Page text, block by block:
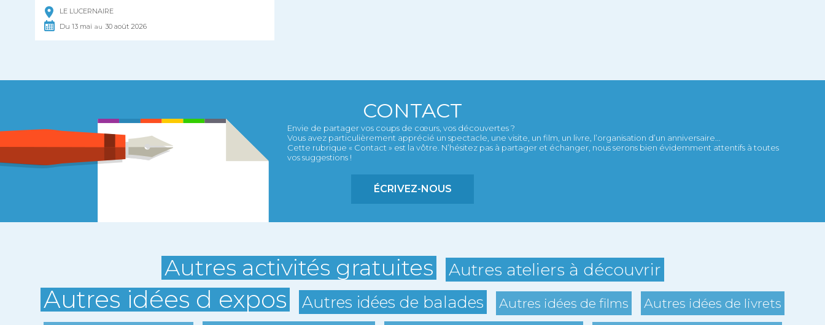
LE LUCERNAIRE
Du 13 mai au 30 août2026
CONTACT
Envie de partager vos coups de cœurs, vos découvertes ?
Vous avez particulièrement apprécié un spectacle, une visite, un film, un livre, l’organisation d’un anniversaire...
Cette rubrique « Contact » est la vôtre. N’hésitez pas à partager et échanger, nous serons bien évidemment attentifs à toutes
vos suggestions !
ÉCRIVEZ-NOUS
Autres activités gratuites Autres ateliers à découvrir
Autres idées d expos Autres idées de balades Autres idées de films Autres idées de livrets